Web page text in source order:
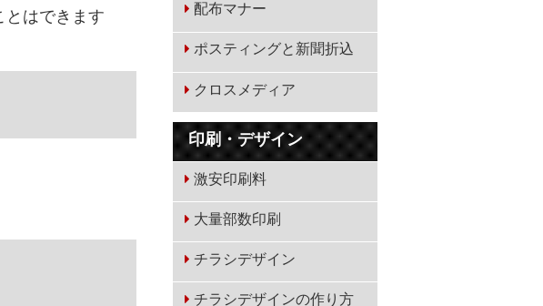
とはできます
配布マナー
ポスティングと新聞折込
クロスメディア
印刷・デザイン
激安印刷料
大量部数印刷
チラシデザイン
チラシデザインの作り方